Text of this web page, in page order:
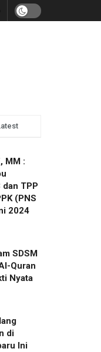
MM :
dan TPP
(PNS
2024
SDSM
Quran
Nyata
di
Ini